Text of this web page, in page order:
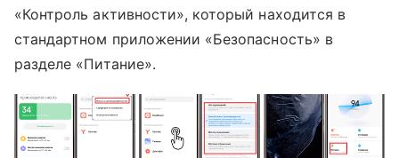
«Контроль активности», который находится в
стандартном приложении «Безопасность» в
разделе «Питание».